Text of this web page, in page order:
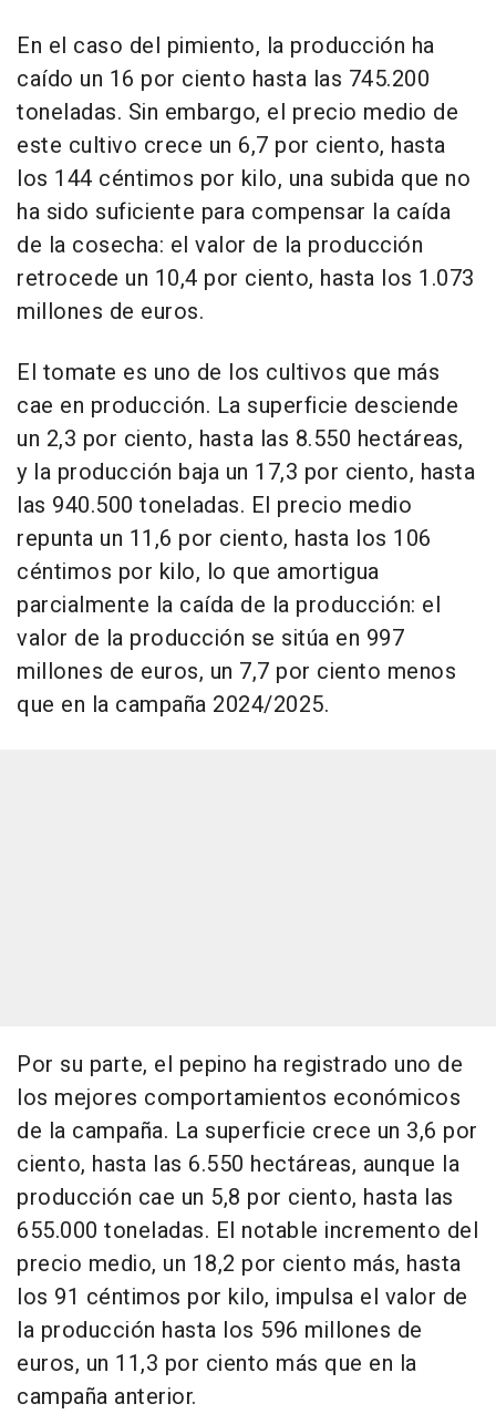
En el caso del pimiento, la producción ha
caído un 16 por ciento hasta las 745.200
toneladas. Sin embargo, el precio medio de
este cultivo crece un 6,7 por ciento, hasta
los 144 céntimos por kilo, una subida que no
ha sido suficiente para compensar la caída
de la cosecha: el valor de la producción
retrocede un 10,4 por ciento, hasta los 1.073
millones de euros.
El tomate es uno de los cultivos que más
cae en producción. La superficie desciende
un 2,3 por ciento, hasta las 8.550 hectáreas,
y la producción baja un 17,3 por ciento, hasta
las 940.500 toneladas. El precio medio
repunta un 11,6 por ciento, hasta los 106
céntimos por kilo, lo que amortigua
parcialmente la caída de la producción: el
valor de la producción se sitúa en 997
millones de euros, un 7,7 por ciento menos
que en la campaña 2024/2025.
Por su parte, el pepino ha registrado uno de
los mejores comportamientos económicos
de la campaña. La superficie crece un 3,6 por
ciento, hasta las 6.550 hectáreas, aunque la
producción cae un 5,8 por ciento, hasta las
655.000 toneladas. El notable incremento del
precio medio, un 18,2 por ciento más, hasta
los 91 céntimos por kilo, impulsa el valor de
la producción hasta los 596 millones de
euros, un 11,3 por ciento más que en la
campaña anterior.